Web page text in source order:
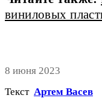
виниловых
8 июня 2023
Текст Артем Васев